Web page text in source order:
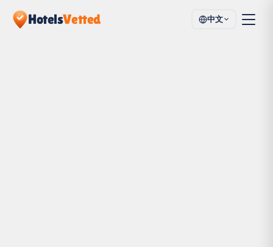
HotelsVetted 中文